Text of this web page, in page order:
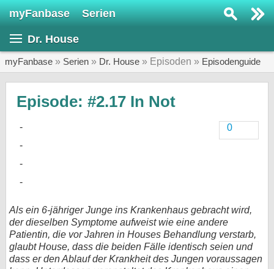
myFanbase Serien
Dr. House
myFanbase » Serien » Dr. House » Episoden » Episodenguide
Episode: #2.17 In Not
0
Als ein 6-jähriger Junge ins Krankenhaus gebracht wird,
der dieselben Symptome aufweist wie eine andere
Patientin, die vor Jahren in Houses Behandlung verstarb,
glaubt House, dass die beiden Fälle identisch seien und
dass er den Ablauf der Krankheit des Jungen voraussagen
SERIEN
Kolumnen
SERVICE
Gewinnspiele
Forum